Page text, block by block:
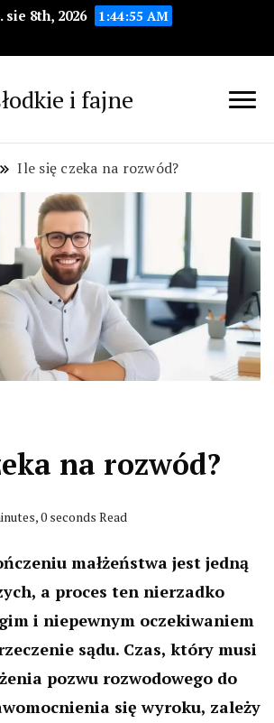
sie 8th, 2026 1:44:56 AM
i fajne
Ile się czeka na rozwód?
na rozwód?
0 seconds Read
małżeństwa jest jedną
a proces ten nierzadko
i niepewnym oczekiwaniem
sądu. Czas, który musi
pozwu rozwodowego do
się wyroku, zależy